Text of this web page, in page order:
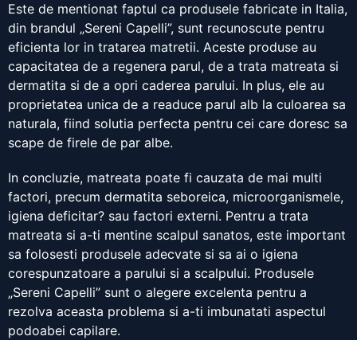
Este de mentionat faptul ca produsele fabricate in Italia,
din brandul „Sereni Capelli”, sunt recunoscute pentru
eficienta lor in tratarea matretii. Aceste produse au
capacitatea de a regenera parul, de a trata matreata si
dermatita si de a opri caderea parului. In plus, ele au
proprietatea unica de a readuce parul alb la culoarea sa
naturala, fiind solutia perfecta pentru cei care doresc sa
scape de firele de par albe.
In concluzie, matreata poate fi cauzata de mai multi
factori, precum dermatita seboreica, microorganismele,
igiena deficitar? sau factori externi. Pentru a trata
matreata si a-ti mentine scalpul sanatos, este important
sa folosesti produsele adecvate si sa ai o igiena
corespunzatoare a parului si a scalpului. Produsele
„Sereni Capelli” sunt o alegere excelenta pentru a
rezolva aceasta problema si a-ti imbunatati aspectul
podoabei capilare.